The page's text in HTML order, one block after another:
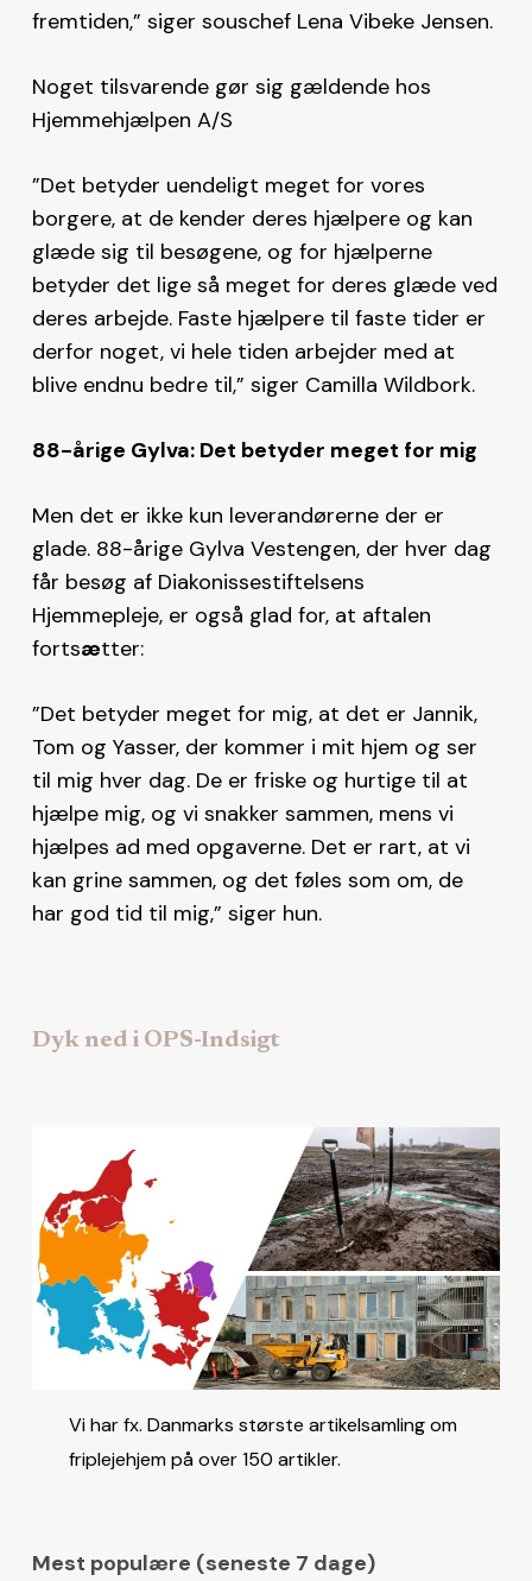
fremtiden,” siger souschef Lena Vibeke Jensen.
Noget tilsvarende gør sig gældende hos
Hjemmehjælpen A/S
”Det betyder uendeligt meget for vores
borgere, at de kender deres hjælpere og kan
glæde sig til besøgene, og for hjælperne
betyder det lige så meget for deres glæde ved
deres arbejde. Faste hjælpere til faste tider er
derfor noget, vi hele tiden arbejder med at
blive endnu bedre til,” siger Camilla Wildbork.
88-årige Gylva: Det betyder meget for mig
Men det er ikke kun leverandørerne der er
glade. 88-årige Gylva Vestengen, der hver dag
får besøg af Diakonissestiftelsens
Hjemmepleje, er også glad for, at aftalen
fortsætter:
”Det betyder meget for mig, at det er Jannik,
Tom og Yasser, der kommer i mit hjem og ser
til mig hver dag. De er friske og hurtige til at
hjælpe mig, og vi snakker sammen, mens vi
hjælpes ad med opgaverne. Det er rart, at vi
kan grine sammen, og det føles som om, de
har god tid til mig,” siger hun.
Dyk ned i OPS-Indsigt
Vi har fx. Danmarks største artikelsamling om
friplejehjem på over 150 artikler.
Mest populære (seneste 7 dage)